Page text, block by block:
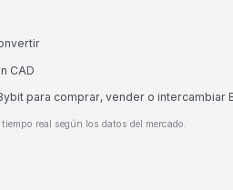
CAD
para comprar, vender o intercambiar
real según los datos del mercado.